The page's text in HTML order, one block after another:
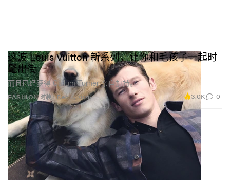
FASHION 时装
这波 Louis Vuitton 新系列，让你和毛孩子一起时
髦出街
而且已经获得 Callum Turner 亲自加持。
Dec 3, 2025 3.0K 0